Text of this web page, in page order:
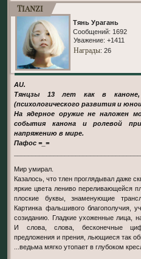
Tianzi
Тянь Урагань
Сообщений: 1692
Уважение: +1411
Награды: 26
AU.
Тянцзы 13 лет как в каноне,
(психологического развития и
На ядерное оружие не наложен
события канона и ролевой
напряжению в мире.
Пафос =_=
Мир умирал.
Казалось, что тлен проглядывал даже
яркие цвета лениво переливающейся
плоские буквы, знаменующие
Картинка фальшивого благополучия,
созиданию. Гладкие ухоженные лица,
И слова, слова, бесконечные
предложения и прения, льющиеся так
...ведьма мягко утопает в глубоком